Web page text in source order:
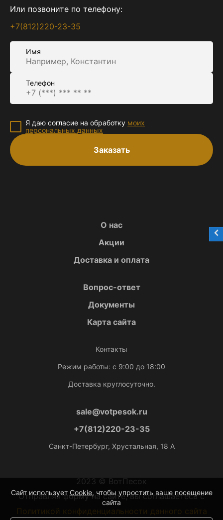
Или позвоните по телефону:
+7(812)220-23-35
Имя
Телефон
Я даю согласие на обработку моих
персональных данных
Заказать
О нас
Акции
Доставка и оплата
Вопрос-ответ
Документы
Карта сайта
Контакты
Режим работы: с 9:00 до 18:00
Доставка круглосуточно.
sale@votpesok.ru
+7(812)220-23-35
Санкт-Петербург, Хрустальная, 18 А
2023 © ВотПесок
Отправляя форму на сайте, вы соглашаетесь с
Политикой конфиденциальности данного сайта
Сайт использует Cookie, чтобы упростить ваше посещение
сайта